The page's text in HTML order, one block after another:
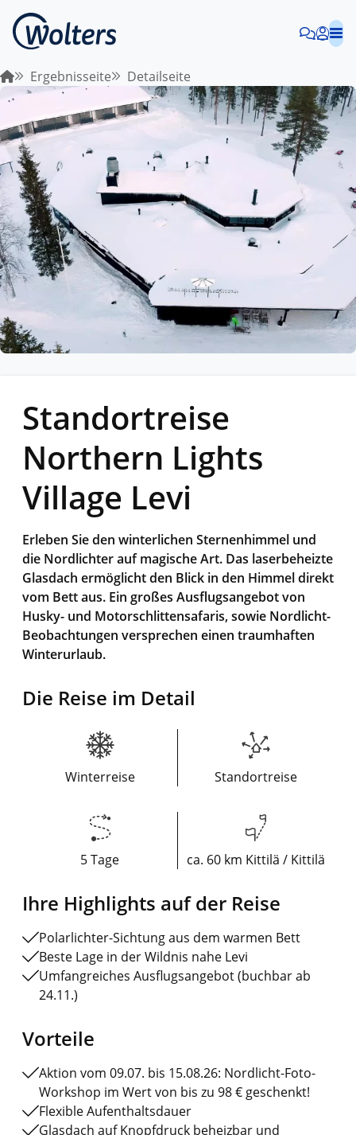
Ergebnisseite Detailseite
Standortreise
Northern Lights
Village Levi
Erleben Sie den winterlichen Sternenhimmel und
die Nordlichter auf magische Art. Das laserbeheizte
Glasdach ermöglicht den Blick in den Himmel direkt
vom Bett aus. Ein großes Ausflugsangebot von
Husky- und Motorschlittensafaris, sowie Nordlicht-
Beobachtungen versprechen einen traumhaften
Winterurlaub.
Die Reise im Detail
Winterreise Standortreise
5 Tage ca. 60 km Kittilä / Kittilä
Ihre Highlights auf der Reise
Polarlichter-Sichtung aus dem warmen Bett
Beste Lage in der Wildnis nahe Levi
Umfangreiches Ausflugsangebot (buchbar ab
24.11.)
Vorteile
Aktion vom 09.07. bis 15.08.26: Nordlicht-Foto-
Workshop im Wert von bis zu 98 € geschenkt!
Flexible Aufenthaltsdauer
Glasdach auf Knopfdruck beheizbar und